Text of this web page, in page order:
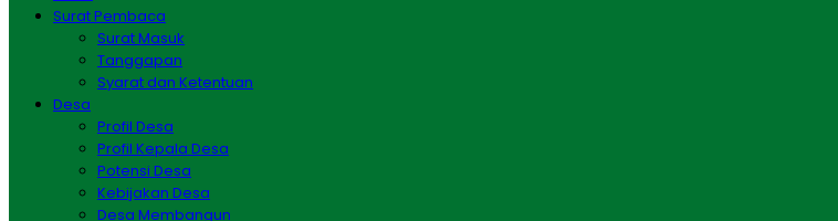
Surat Pembaca
Surat Masuk
Tanggapan
Syarat dan Ketentuan
Desa
Profil Desa
Profil Kepala Desa
Potensi Desa
Kebijakan Desa
Desa Membangun